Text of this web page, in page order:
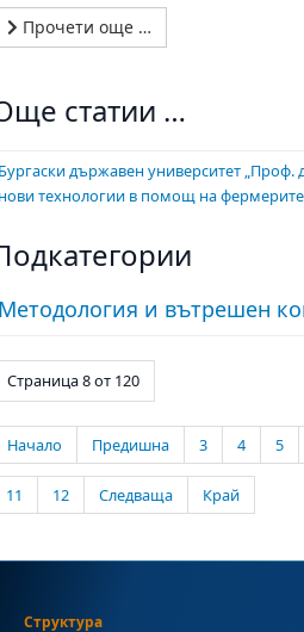
Прочети още …
статии …
държавен университет „Проф.
технологии в помощ на фермерите
и вътрешен
Страница 8 от 120
Начало Предишна 3 4 5
11 12 Следваща Край
Структура